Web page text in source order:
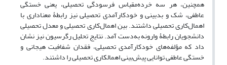
همچنین، هر سه خرده‌مقیاس فرسودگی تحصیلی، یعنی خستگی
عاطفی، شک و بدبینی و خودکارآمدی تحصیلی نیز رابطۀ معناداری با
اهمال‌کاری تحصیلی داشتند. بین اهمال‌کاری تحصیلی و معدل تحصیلی
دانشجویان رابطۀ وارونه به‌دست آمد. نتایج تحلیل رگرسیون نیز نشان
داد که مؤلفه‌های خودکارآمدی تحصیلی، فقدان شفافیت هیجانی و
خستگی عاطفی توانایی پیش‌بینی اهمال­کاری تحصیلی را داشتند.